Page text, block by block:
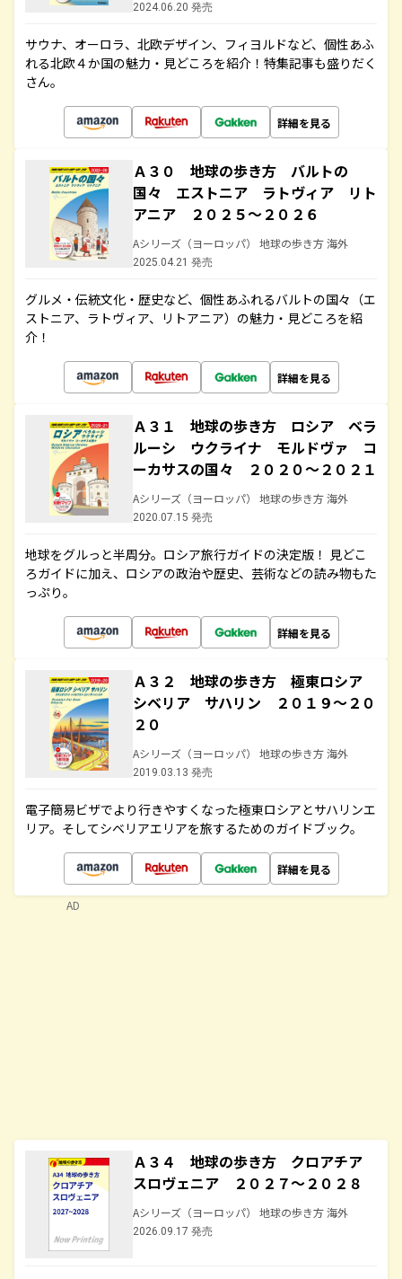
2024.06.20 発売
サウナ、オーロラ、北欧デザイン、フィヨルドなど、個性あふ
れる北欧４か国の魅力・見どころを紹介！特集記事も盛りだく
さん。
詳細を見る
Ａ３０ 地球の歩き方 バルトの
国々 エストニア ラトヴィア リト
アニア ２０２５～２０２６
Aシリーズ（ヨーロッパ） 地球の歩き方 海外
2025.04.21 発売
グルメ・伝統文化・歴史など、個性あふれるバルトの国々（エ
ストニア、ラトヴィア、リトアニア）の魅力・見どころを紹
介！
詳細を見る
Ａ３１ 地球の歩き方 ロシア ベラ
ルーシ ウクライナ モルドヴァ コ
ーカサスの国々 ２０２０～２０２１
Aシリーズ（ヨーロッパ） 地球の歩き方 海外
2020.07.15 発売
地球をグルっと半周分。ロシア旅行ガイドの決定版！ 見どこ
ろガイドに加え、ロシアの政治や歴史、芸術などの読み物もた
っぷり。
詳細を見る
Ａ３２ 地球の歩き方 極東ロシア
シベリア サハリン ２０１９～２０
２０
Aシリーズ（ヨーロッパ） 地球の歩き方 海外
2019.03.13 発売
電子簡易ビザでより行きやすくなった極東ロシアとサハリンエ
リア。そしてシベリアエリアを旅するためのガイドブック。
詳細を見る
Ａ３４ 地球の歩き方 クロアチア
スロヴェニア ２０２７～２０２８
Aシリーズ（ヨーロッパ） 地球の歩き方 海外
2026.09.17 発売
AD